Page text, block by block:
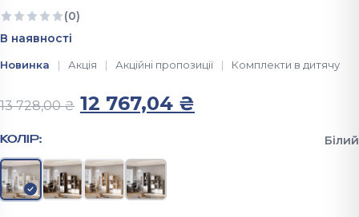
(0)
Ще немає відгуків
В наявності
Новинка Акція Акційні пропозиції Комплекти в дитячу
13 728,00₴ Оригінальна ціна: 13
12 767,04 ₴
КОЛІР: Білий